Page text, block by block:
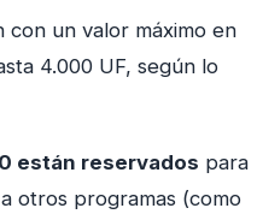
con un valor máximo en
4.000 UF, según lo
están reservados para
otros programas (como